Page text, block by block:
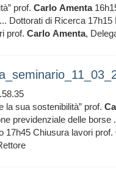
prof. Carlo Amenta
Dottorati di Ricerca 17h15
prof. Carlo Amenta,
la sua sostenibilità” prof.
previdenziale delle borse
17h45 Chiusura lavori prof.